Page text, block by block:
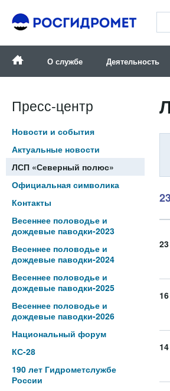
О службе Деятельность
Пресс-центр
Новости и события
Актуальные новости
ЛСП «Северный полюс»
Официальная символика
Контакты
Весеннее половодье и
дождевые паводки-2023
Весеннее половодье и
дождевые паводки-2024
Весеннее половодье и
дождевые паводки-2025
Весеннее половодье и
дождевые паводки-2026
Национальный форум
КС-28
190 лет Гидрометслужбе
России